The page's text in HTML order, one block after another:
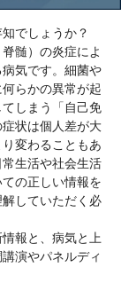
でしょうか？
髄）の炎症によ
気です。細菌や
らかの異常が起
しまう「自己免
状は個人差が大
変わることもあ
生活や社会生活
の正しい情報を
していただく必
報と、病気と上
演やパネルディ